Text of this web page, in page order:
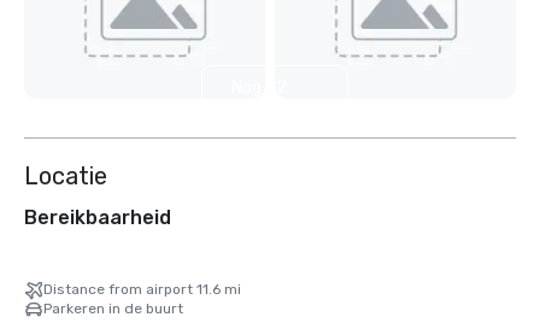
Locatie
Bereikbaarheid
Distance from airport 11.6 mi
Parkeren in de buurt